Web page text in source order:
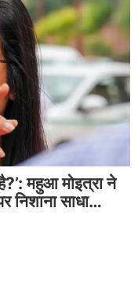
महुआ मोइत्रा ने
निशाना साधा…